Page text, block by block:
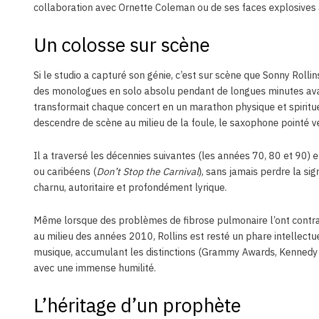
collaboration avec Ornette Coleman ou de ses faces explosives
Un colosse sur scène
Si le studio a capturé son génie, c’est sur scène que Sonny
des monologues en solo absolu pendant de longues minutes
transformait chaque concert en un marathon physique et
descendre de scène au milieu de la foule, le saxophone pointé
Il a traversé les décennies suivantes (les années 70, 80 et 90)
ou caribéens (Don’t Stop the Carnival), sans jamais perdre la
charnu, autoritaire et profondément lyrique.
Même lorsque des problèmes de fibrose pulmonaire l’ont
au milieu des années 2010, Rollins est resté un phare
musique, accumulant les distinctions (Grammy Awards,
avec une immense humilité.
L’héritage d’un prophète